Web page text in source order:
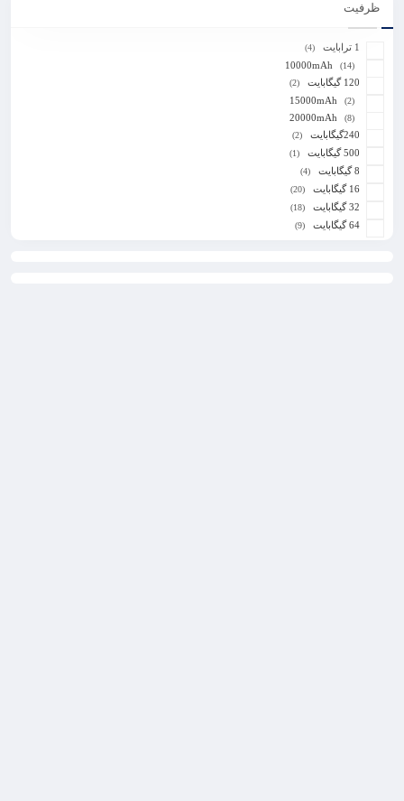
ظرفیت
1 ترابایت (4)
10000mAh (14)
120 گیگابایت (2)
15000mAh (2)
20000mAh (8)
240گیگابایت (2)
500 گیگابایت (1)
8 گیگابایت (4)
16 گیگابایت (20)
32 گیگابایت (18)
64 گیگابایت (9)